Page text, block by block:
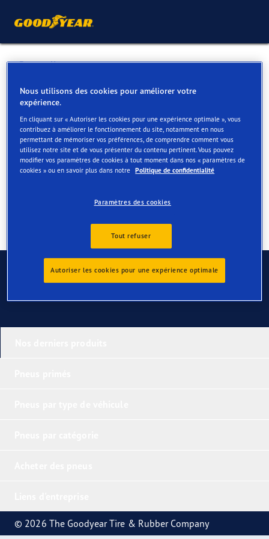
Retour liste
BUGA GEEL BVBA
Services disponibles en ligne et en magasin
Contact Services
Contactez-nous
© 2026 The Goodyear Tire & Rubber Company
Nous utilisons des cookies pour améliorer votre
expérience.
En cliquant sur « Autoriser les cookies pour une expérience optimale », vous
contribuez à améliorer le fonctionnement du site, notamment en nous
permettant de mémoriser vos préférences, de comprendre comment vous
utilisez notre site et de vous présenter du contenu pertinent. Vous pouvez
modifier vos paramètres de cookies à tout moment dans nos « paramètres de
cookies » ou en savoir plus dans notre Politique de confidentialité
Paramètres des cookies
Tout refuser
Autoriser les cookies pour une expérience optimale